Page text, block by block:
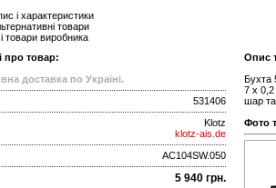
і характеристики
товари
товари виробника
про товар:
доставка по Україні.
531406
Klotz
klotz-ais.de
AC104SW.050
5 940 грн.
Опис
Бухта
7 x 0,2
шар та
Фото